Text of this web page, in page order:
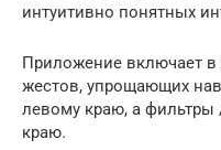
интуитивно понятных
Приложение включает в
жестов, упрощающих
левому краю, а фильтры
краю.